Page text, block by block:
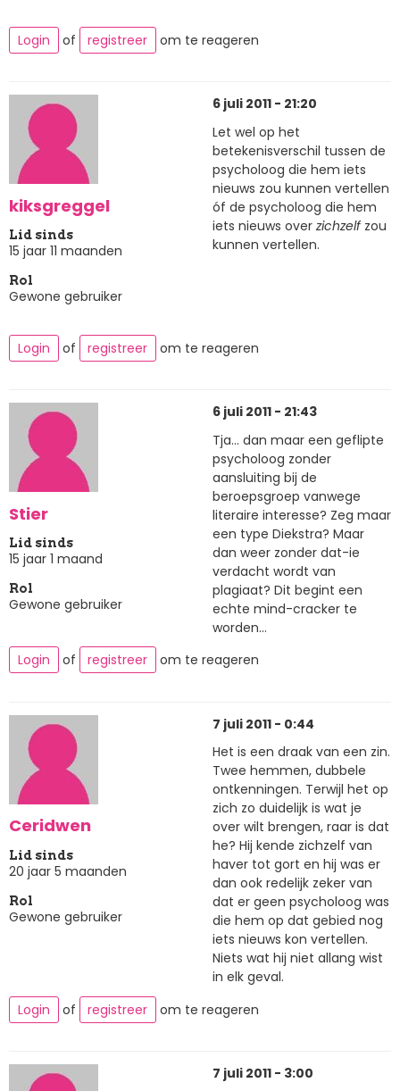
Login of registreer om te reageren
kiksgreggel
Lid sinds
15 jaar 11 maanden
Rol
Gewone gebruiker
6 juli 2011 - 21:20
Let wel op het
betekenisverschil tussen de
psycholoog die hem iets
nieuws zou kunnen vertellen
óf de psycholoog die hem
iets nieuws over zichzelfzou
kunnen vertellen.
Login of registreer om te reageren
Stier
Lid sinds
15 jaar 1 maand
Rol
Gewone gebruiker
6 juli 2011 - 21:43
Tja... dan maar een geflipte
psycholoog zonder
aansluiting bij de
beroepsgroep vanwege
literaire interesse? Zeg maar
een type Diekstra? Maar
dan weer zonder dat-ie
verdacht wordt van
plagiaat? Dit begint een
echte mind-cracker te
worden...
Login
of registreer om te reageren
Ceridwen
Lid sinds
20 jaar 5 maanden
Rol
Gewone gebruiker
7 juli 2011 - 0:44
Het is een draak van een zin.
Twee hemmen, dubbele
ontkenningen. Terwijl het op
zich zo duidelijk is wat je
over wilt brengen, raar is dat
he? Hij kende zichzelf van
haver tot gort en hij was er
dan ook redelijk zeker van
dat er geen psycholoog was
die hem op dat gebied nog
iets nieuws kon vertellen.
Niets wat hij niet allang wist
in elk geval.
Login
of registreer om te reageren
7 juli 2011 - 3:00